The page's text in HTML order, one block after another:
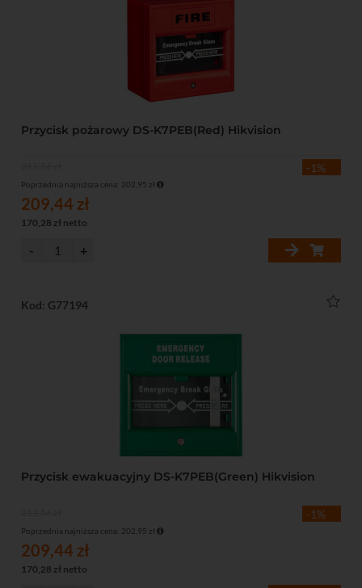
Przycisk pożarowy DS-K7PEB(Red) Hikvision
-1%
Poprzednia najniższa cena: 202,95 zł
209,44 zł
170,28 zł netto
Kod: G77194
Przycisk ewakuacyjny DS-K7PEB(Green) Hikvision
-1%
Poprzednia najniższa cena: 202,95 zł
209,44 zł
170,28 zł netto